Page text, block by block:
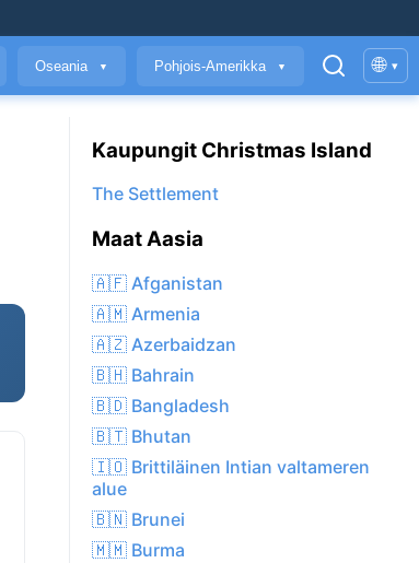
Oseania ▼ Pohjois-Amerikka ▼ 🌐 ▾
Kaupungit Christmas Island
The Settlement
Maat Aasia
🇦🇫 Afganistan
🇦🇲 Armenia
🇦🇿 Azerbaidzan
🇧🇭 Bahrain
🇧🇩 Bangladesh
🇧🇹 Bhutan
🇮🇴 Brittiläinen Intian valtameren
alue
🇧🇳 Brunei
🇲🇲 Burma